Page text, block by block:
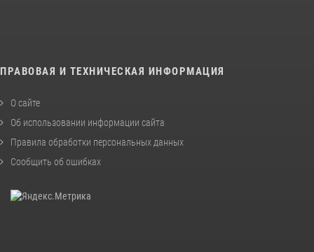
ПРАВОВАЯ И ТЕХНИЧЕСКАЯ ИНФОРМАЦИЯ
О сайте
Об использовании информации сайта
Правила обработки персональных данных
Сообщить об ошибках